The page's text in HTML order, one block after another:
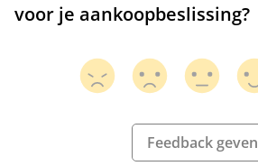
voor je aankoopbeslissing?
Feedback geven